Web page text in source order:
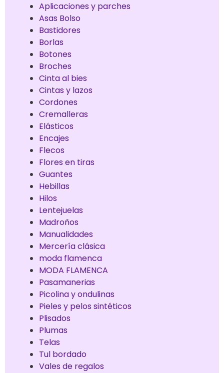
Aplicaciones y parches
Asas Bolso
Bastidores
Borlas
Botones
Broches
Cinta al bies
Cintas y lazos
Cordones
Cremalleras
Elásticos
Encajes
Flecos
Flores en tiras
Guantes
Hebillas
Hilos
Lentejuelas
Madroños
Manualidades
Mercería clásica
moda flamenca
MODA FLAMENCA
Pasamanerias
Picolina y ondulinas
Pieles y pelos sintéticos
Plisados
Plumas
Telas
Tul bordado
Vales de regalos